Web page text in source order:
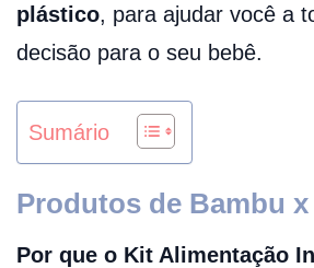
plástico, para ajudar você a
decisão para o seu bebê.
Sumário
Produtos de Bambu
Por que o Kit Alimentação